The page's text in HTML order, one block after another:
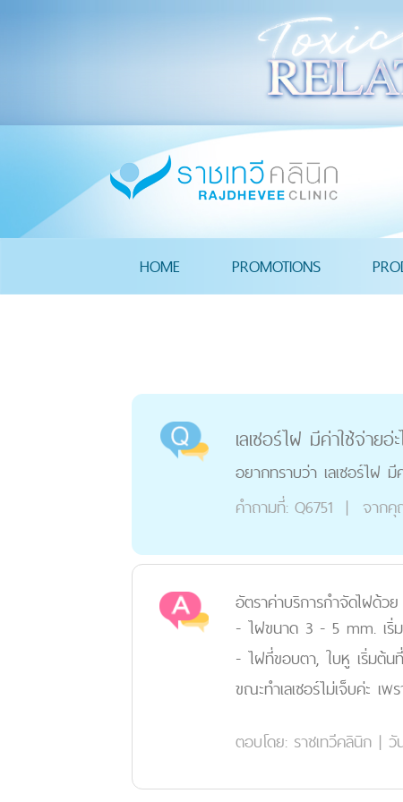
HOME PROMOTIONS
เลเซอร์ไฝ มีค่าใช้จ่ายอ่
อยากทราบว่า เลเซอร์ไฝ มี
คำถามที่: Q6751 | จาก
อัตราค่าบริการกำจัดไฝด้วย
- ไฝขนาด 3 - 5 mm. เริ่
- ไฝที่ขอบตา, ใบหู เริ่มต้น
ขณะทำเลเซอร์ไม่เจ็บค่ะ เ
ตอบโดย: ราชเทวีคลินิก | วั